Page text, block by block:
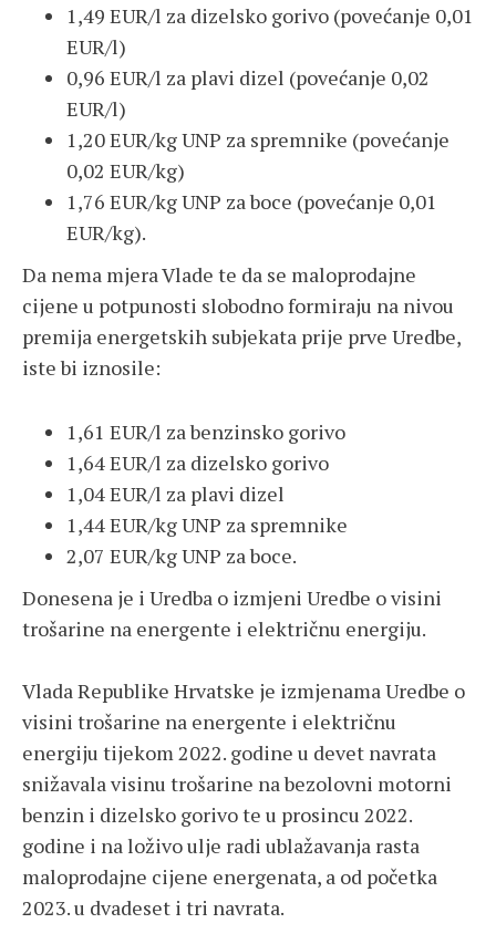
1,49 EUR/l za dizelsko gorivo (povećanje 0,01
EUR/l)
0,96 EUR/l za plavi dizel (povećanje 0,02
EUR/l)
1,20 EUR/kg UNP za spremnike (povećanje
0,02 EUR/kg)
1,76 EUR/kg UNP za boce (povećanje 0,01
EUR/kg).
Da nema mjera Vlade te da se maloprodajne
cijene u potpunosti slobodno formiraju na nivou
premija energetskih subjekata prije prve Uredbe,
iste bi iznosile:
1,61 EUR/l za benzinsko gorivo
1,64 EUR/l za dizelsko gorivo
1,04 EUR/l za plavi dizel
1,44 EUR/kg UNP za spremnike
2,07 EUR/kg UNP za boce.
Donesena je i Uredba o izmjeni Uredbe o visini
trošarine na energente i električnu energiju.
Vlada Republike Hrvatske je izmjenama Uredbe o
visini trošarine na energente i električnu
energiju tijekom 2022. godine u devet navrata
snižavala visinu trošarine na bezolovni motorni
benzin i dizelsko gorivo te u prosincu 2022.
godine i na loživo ulje radi ublažavanja rasta
maloprodajne cijene energenata, a od početka
2023. u dvadeset i tri navrata.